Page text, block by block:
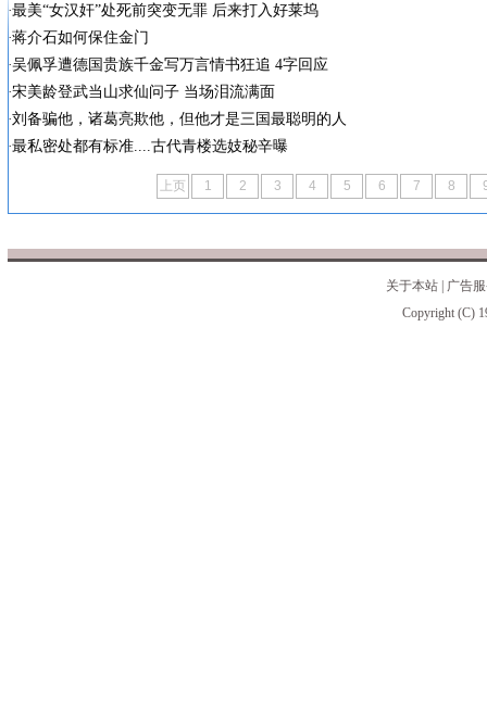
最美“女汉奸”处死前突变无罪 后来打入好莱坞
蒋介石如何保住金门
吴佩孚遭德国贵族千金写万言情书狂追 4字回应
宋美龄登武当山求仙问子 当场泪流满面
刘备骗他，诸葛亮欺他，但他才是三国最聪明的人
最私密处都有标准....古代青楼选妓秘辛曝
上页 1 2 3 4 5 6 7 8
关于本站
广告
Copyright (C)